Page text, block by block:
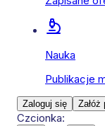
Nauka
Publikacje
Zaloguj się Załóż
Czcionka: